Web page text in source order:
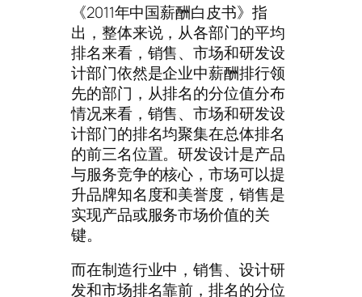
《2011年中国薪酬白皮书》指
出，整体来说，从各部门的平均
排名来看，销售、市场和研发设
计部门依然是企业中薪酬排行领
先的部门，从排名的分位值分布
情况来看，销售、市场和研发设
计部门的排名均聚集在总体排名
的前三名位置。研发设计是产品
与服务竞争的核心，市场可以提
升品牌知名度和美誉度，销售是
实现产品或服务市场价值的关
键。
而在制造行业中，销售、设计研
发和市场排名靠前，排名的分位